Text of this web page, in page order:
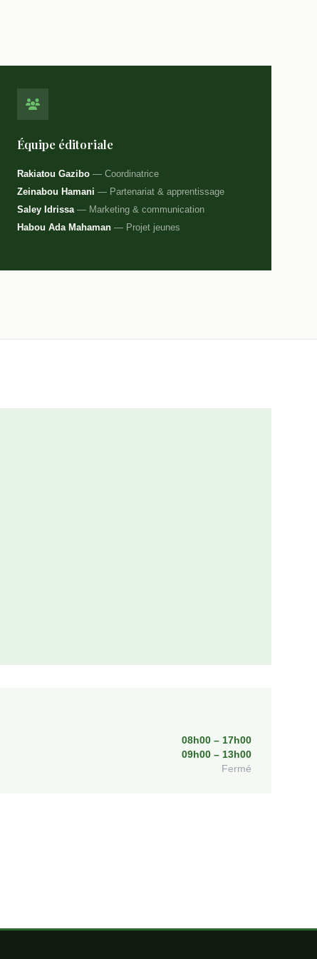
Équipe éditoriale
Rakiatou Gazibo— Coordinatrice
Zeinabou Hamani — Partenariat & apprentissage
Saley Idrissa— Marketing & communication
Habou Ada Mahaman— Projet jeunes
08h00 – 17h00
09h00 – 13h00
Fermé